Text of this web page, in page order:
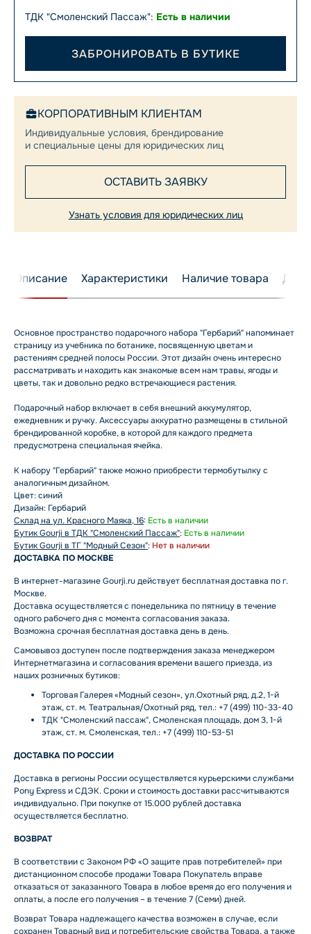
ТДК "Смоленский Пассаж": Есть в наличии
ЗАБРОНИРОВАТЬ В БУТИКЕ
КОРПОРАТИВНЫМ КЛИЕНТАМ
Индивидуальные условия, брендирование
и специальные цены для юридических лиц
ОСТАВИТЬ ЗАЯВКУ
Узнать условия для юридических лиц
Описание Характеристики Наличие товара
Основное пространство подарочного набора "Гербарий" напоминает
страницу из учебника по ботанике, посвященную цветам и
растениям средней полосы России. Этот дизайн очень интересно
рассматривать и находить как знакомые всем нам травы, ягоды и
цветы, так и довольно редко встречающиеся растения.
Подарочный набор включает в себя внешний аккумулятор,
ежедневник и ручку. Аксессуары аккуратно размещены в стильной
брендированной коробке, в которой для каждого предмета
предусмотрена специальная ячейка.
К набору "Гербарий" также можно приобрести термобутылку с
аналогичным дизайном.
Цвет: синий
Дизайн: Гербарий
Склад на ул. Красного Маяка, 16: Есть в наличии
Бутик Gourji в ТДК "Смоленский Пассаж": Есть в наличии
Бутик Gourji в ТГ "Модный Сезон": Нет в наличии
ДОСТАВКА ПО МОСКВЕ
В интернет-магазине Gourji.ru действует бесплатная доставка по г.
Москве.
Доставка осуществляется с понедельника по пятницу в течение
одного рабочего дня с момента согласования заказа.
Возможна срочная бесплатная доставка день в день.
Самовывоз доступен после подтверждения заказа менеджером
Интернетмагазина и согласования времени вашего приезда, из
наших розничных бутиков:
Торговая Галерея «Модный сезон», ул.Охотный ряд, д.2, 1-й
этаж, ст. м. Театральная/Охотный ряд, тел.: +7 (499) 110-33-40
ТДК "Смоленский пассаж", Смоленская площадь, дом 3, 1-й
этаж, ст. м. Смоленская, тел.: +7 (499) 110-53-51
ДОСТАВКА ПО РОССИИ
Доставка в регионы России осуществляется курьерскими службами
Pony Express и СДЭК. Сроки и стоимость доставки рассчитываются
индивидуально. При покупке от 15.000 рублей доставка
осуществляется бесплатно.
ВОЗВРАТ
В соответствии с Законом РФ «О защите прав потребителей» при
дистанционном способе продажи Товара Покупатель вправе
отказаться от заказанного Товара в любое время до его получения и
оплаты, а после его получения – в течение 7 (Семи) дней.
Возврат Товара надлежащего качества возможен в случае, если
сохранен Товарный вид и потребительские свойства Товара, а также